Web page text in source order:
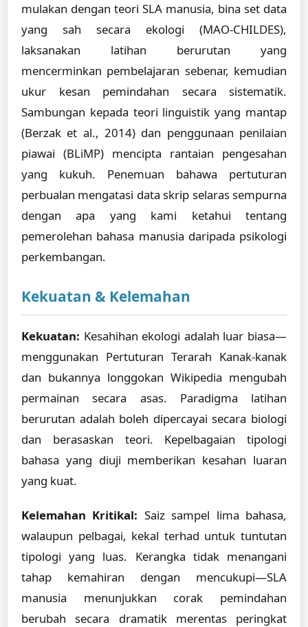
mulakan dengan teori SLA manusia, bina set data
yang sah secara ekologi (MAO-CHILDES),
laksanakan latihan berurutan yang
mencerminkan pembelajaran sebenar, kemudian
ukur kesan pemindahan secara sistematik.
Sambungan kepada teori linguistik yang mantap
(Berzak et al., 2014) dan penggunaan penilaian
piawai (BLiMP) mencipta rantaian pengesahan
yang kukuh. Penemuan bahawa pertuturan
perbualan mengatasi data skrip selaras sempurna
dengan apa yang kami ketahui tentang
pemerolehan bahasa manusia daripada psikologi
perkembangan.
Kekuatan & Kelemahan
Kekuatan: Kesahihan ekologi adalah luar biasa—
menggunakan Pertuturan Terarah Kanak-kanak
dan bukannya longgokan Wikipedia mengubah
permainan secara asas. Paradigma latihan
berurutan adalah boleh dipercayai secara biologi
dan berasaskan teori. Kepelbagaian tipologi
bahasa yang diuji memberikan kesahan luaran
yang kuat.
Kelemahan Kritikal: Saiz sampel lima bahasa,
walaupun pelbagai, kekal terhad untuk tuntutan
tipologi yang luas. Kerangka tidak menangani
tahap kemahiran dengan mencukupi—SLA
manusia menunjukkan corak pemindahan
berubah secara dramatik merentas peringkat